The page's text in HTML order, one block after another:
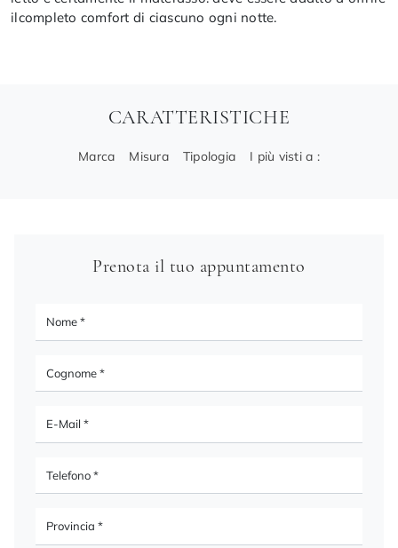
ilcompleto comfort di ciascuno ogni notte.
CARATTERISTICHE
Marca Misura Tipologia I più visti a :
Prenota il tuo appuntamento